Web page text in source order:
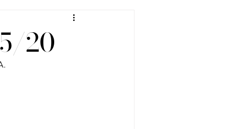
Vinhos Avaliados
20